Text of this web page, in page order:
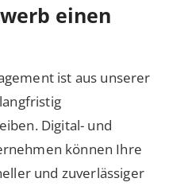
einen
ist aus unserer
Digital- und
können Ihre
und zuverlässiger